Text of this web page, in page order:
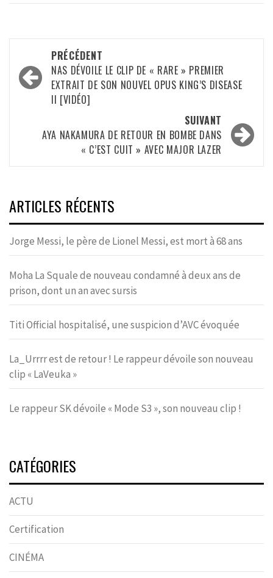
Navigation
d’article
PRÉCÉDENT
NAS DÉVOILE LE CLIP DE « RARE » PREMIER
EXTRAIT DE SON NOUVEL OPUS KING’S DISEASE
II [VIDÉO]
SUIVANT
AYA NAKAMURA DE RETOUR EN BOMBE DANS
« C’EST CUIT » AVEC MAJOR LAZER
ARTICLES RÉCENTS
Jorge Messi, le père de Lionel Messi, est mort à 68 ans
Moha La Squale de nouveau condamné à deux ans de
prison, dont un an avec sursis
Titi Official hospitalisé, une suspicion d’AVC évoquée
La_Urrrr est de retour ! Le rappeur dévoile son nouveau
clip « LaVeuka »
Le rappeur SK dévoile « Mode S3 », son nouveau clip !
CATÉGORIES
ACTU
Certification
CINÉMA